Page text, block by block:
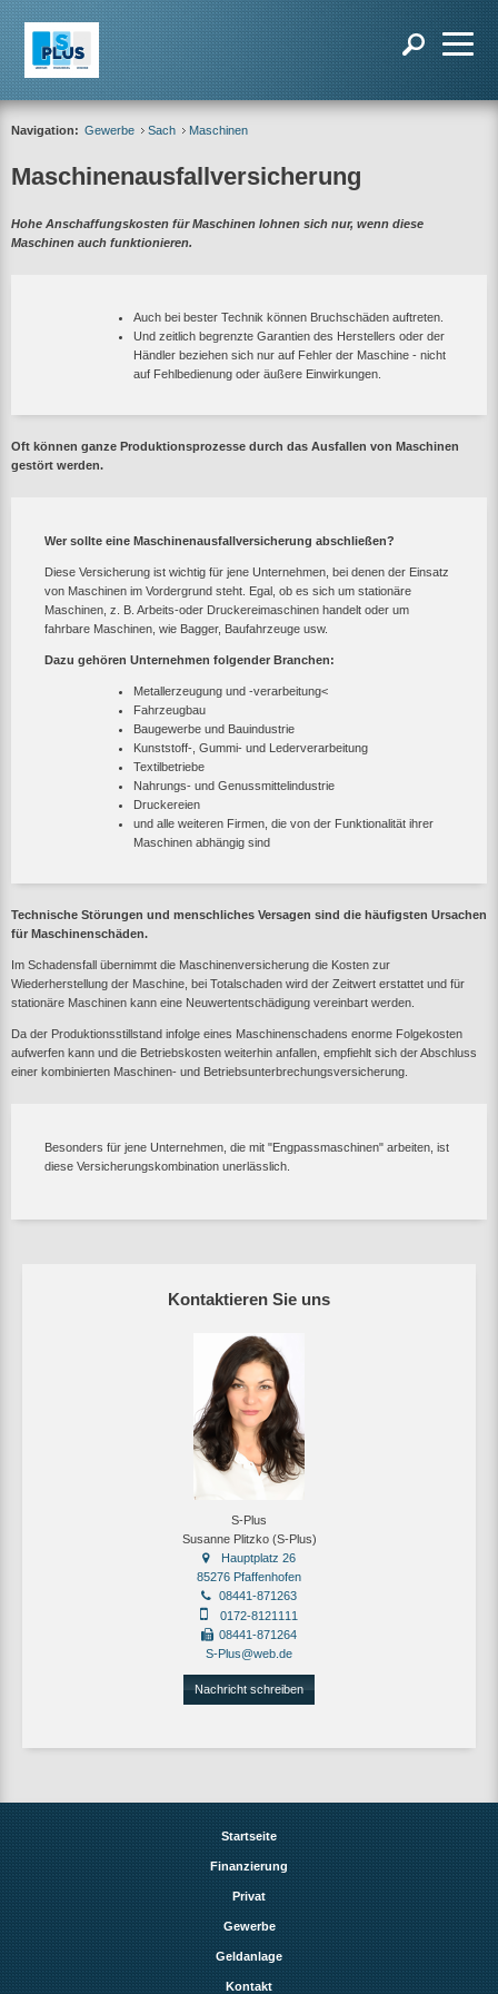
Kontaktieren Sie uns
S-Plus
Susanne Plitzko (S-Plus)
Hauptplatz 26
85276 Pfaffenhofen
08441-871263
0172-8121111
08441-871264
S-Plus@web.de
Nachricht schreiben
Navigation: Gewerbe Sach Maschinen
Maschinenausfallversicherung
Hohe Anschaffungskosten für Maschinen lohnen sich nur, wenn diese
Maschinen auch funktionieren.
Auch bei bester Technik können Bruchschäden auftreten.
Und zeitlich begrenzte Garantien des Herstellers oder der
Händler beziehen sich nur auf Fehler der Maschine - nicht
auf Fehlbedienung oder äußere Einwirkungen.
Oft können ganze Produktionsprozesse durch das Ausfallen von Maschinen
gestört werden.
Wer sollte eine Maschinenausfallversicherung abschließen?
Diese Versicherung ist wichtig für jene Unternehmen, bei denen der Einsatz
von Maschinen im Vordergrund steht. Egal, ob es sich um stationäre
Maschinen, z. B. Arbeits-oder Druckereimaschinen handelt oder um
fahrbare Maschinen, wie Bagger, Baufahrzeuge usw.
Dazu gehören Unternehmen folgender Branchen:
Metallerzeugung und -verarbeitung<
Fahrzeugbau
Baugewerbe und Bauindustrie
Kunststoff-, Gummi- und Lederverarbeitung
Textilbetriebe
Nahrungs- und Genussmittelindustrie
Druckereien
und alle weiteren Firmen, die von der Funktionalität ihrer
Maschinen abhängig sind
Technische Störungen und menschliches Versagen sind die häufigsten Ursachen
für Maschinenschäden.
Im Schadensfall übernimmt die Maschinenversicherung die Kosten zur
Wiederherstellung der Maschine, bei Totalschaden wird der Zeitwert erstattet und für
stationäre Maschinen kann eine Neuwertentschädigung vereinbart werden.
Da der Produktionsstillstand infolge eines Maschinenschadens enorme Folgekosten
aufwerfen kann und die Betriebskosten weiterhin anfallen, empfiehlt sich der Abschluss
einer kombinierten Maschinen- und Betriebsunterbrechungsversicherung.
Besonders für jene Unternehmen, die mit "Engpassmaschinen" arbeiten, ist
diese Versicherungskombination unerlässlich.
Startseite
Finanzierung
Privat
Gewerbe
Geldanlage
Kontakt